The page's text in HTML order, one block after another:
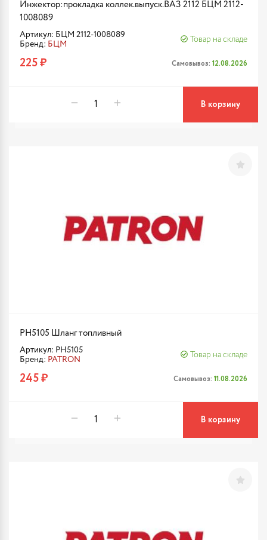
Инжектор:прокладка коллек.выпуск.ВАЗ 2112 БЦМ 2112-
1008089
Артикул: БЦМ 2112-1008089
Бренд: БЦМ
Товар на складе
225 ₽ Самовывоз: 12.08.2026
В корзину
PH5105 Шланг топливный
Артикул: PH5105
Бренд: PATRON
Товар на складе
245 ₽ Самовывоз: 11.08.2026
В корзину